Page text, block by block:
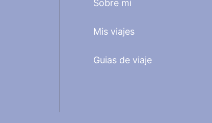
Sobre mi
Mis viajes
Guias de viaje